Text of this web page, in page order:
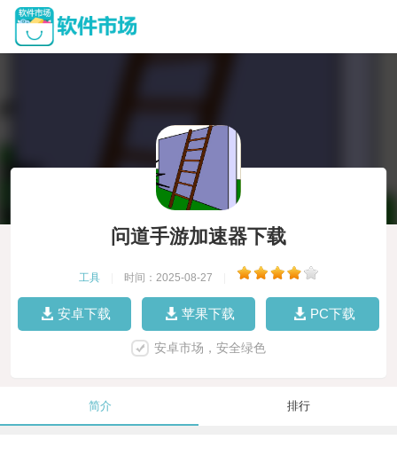
问道手游加速器下载
工具 时间：2025-08-27
安卓下载 苹果下载 PC下载
安卓市场，安全绿色
简介 排行